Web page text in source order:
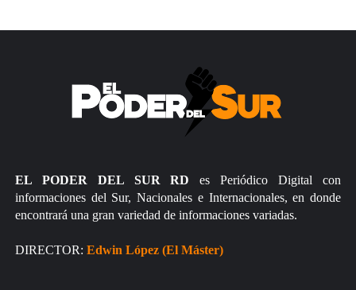
EL PODER DEL SUR RD es Periódico Digital con
informaciones del Sur, Nacionales e Internacionales, en donde
encontrará una gran variedad de informaciones variadas.
DIRECTOR: Edwin López (El Máster)